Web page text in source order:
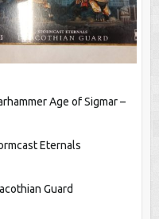
Age of Sigmar –
Eternals
Guard